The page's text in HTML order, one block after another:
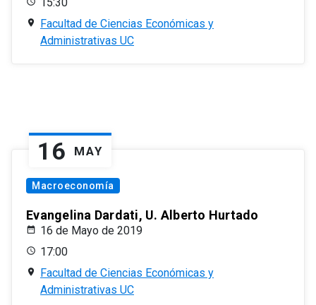
Facultad de Ciencias Económicas y
Administrativas UC
16 MAY
Macroeconomía
Evangelina Dardati, U. Alberto Hurtado
16 de Mayo de 2019
17:00
Facultad de Ciencias Económicas y
Administrativas UC